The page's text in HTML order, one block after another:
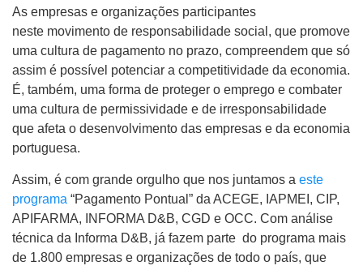
As empresas e organizações participantes
neste movimento de responsabilidade social, que promove
uma cultura de pagamento no prazo, compreendem que só
assim é possível potenciar a competitividade da economia.
É, também, uma forma de proteger o emprego e combater
uma cultura de permissividade e de irresponsabilidade
que afeta o desenvolvimento das empresas e da economia
portuguesa.
Assim, é com grande orgulho que nos juntamos a este
programa “Pagamento Pontual” da ACEGE, IAPMEI, CIP,
APIFARMA, INFORMA D&B, CGD e OCC. Com análise
técnica da Informa D&B, já fazem parte do programa mais
de 1.800 empresas e organizações de todo o país, que